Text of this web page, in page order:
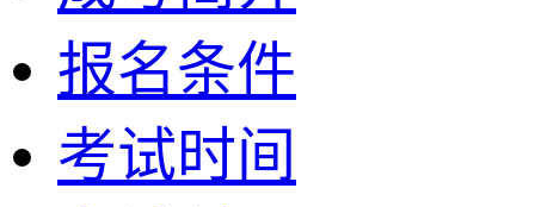
报名条件
考试时间